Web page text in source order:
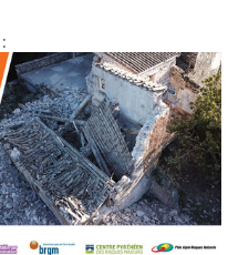
: